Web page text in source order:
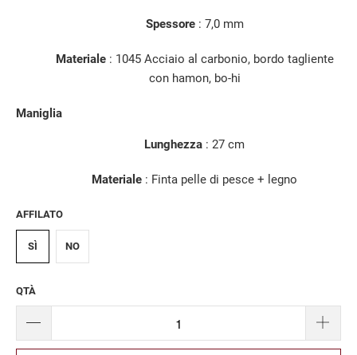
Spessore : 7,0 mm
Materiale : 1045 Acciaio al carbonio, bordo tagliente
con hamon, bo-hi
Maniglia
Lunghezza : 27 cm
Materiale : Finta pelle di pesce + legno
AFFILATO
SÌ NO
QTÀ